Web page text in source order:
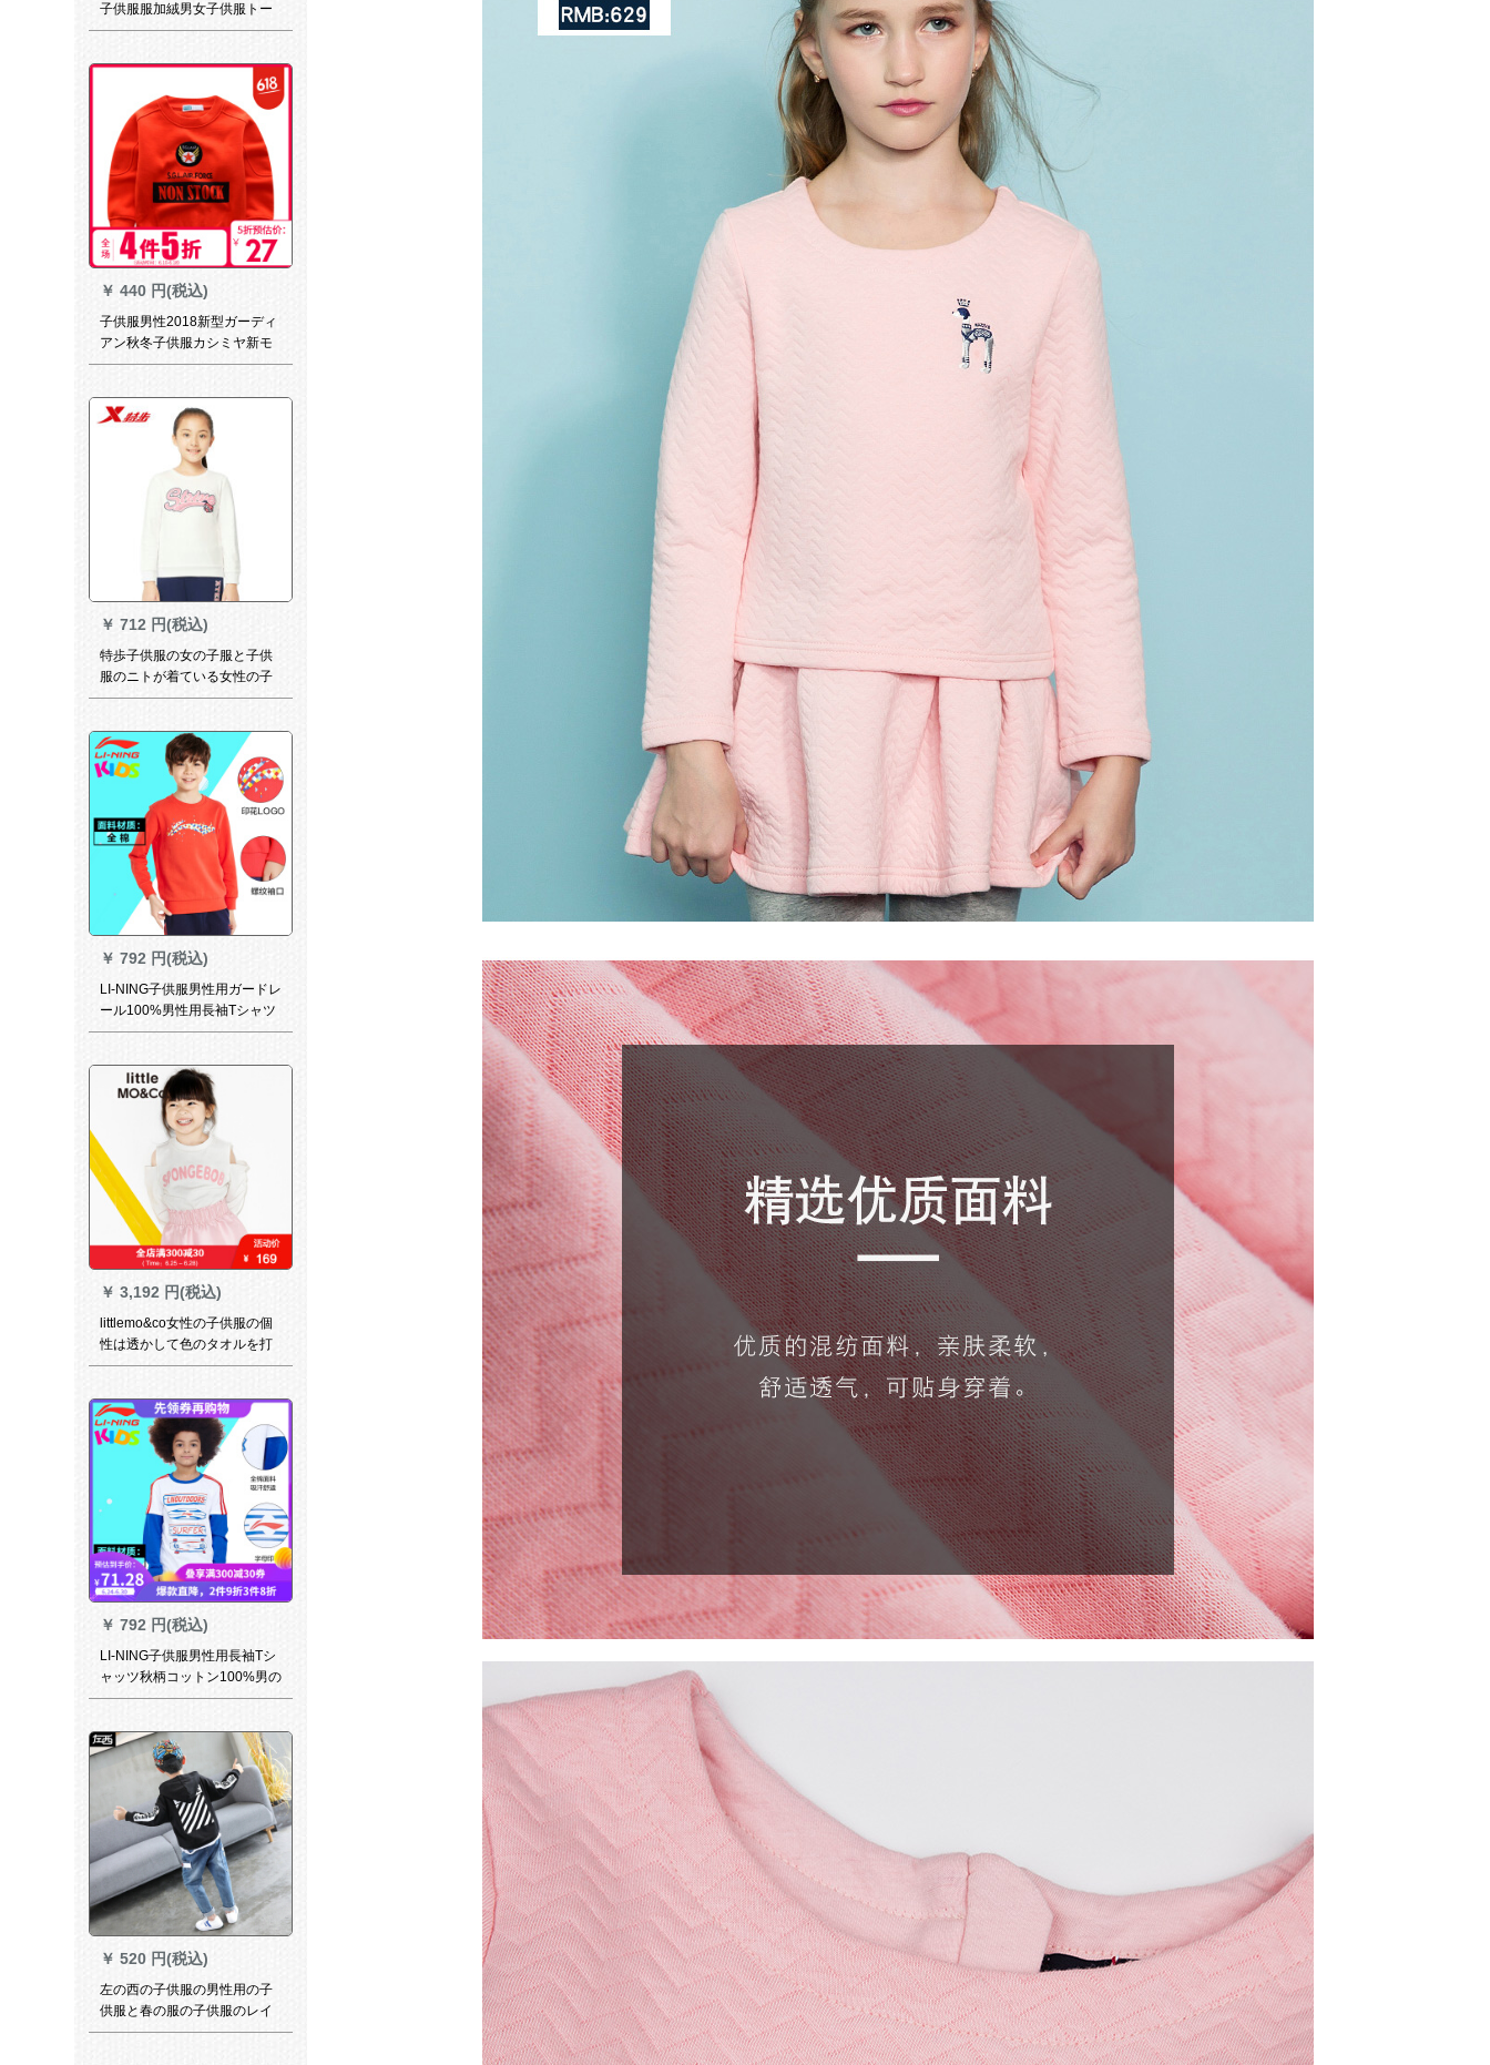
子供服服加絨男女子供服トー
プ赤ちゃん服オーダメード
￥ 440 円(税込)
子供服男性2018新型ガーディ
アン秋冬子供服カシミヤ新モ
ダリン服カジュア小学生丸襟
110 CM
￥ 712 円(税込)
特歩子供服の女の子服と子供
服のニトが着ている女性の子
供服のフュージョン。
￥ 792 円(税込)
LI-NING子供服男性用ガードレ
ール100%男性用長袖Tシャツ
ー140
￥ 3,192 円(税込)
littlemo&co女性の子供服の個
性は透かして色のタオルを打
ってアルファベットのカジュ
米の白い110/56を刺繡しま
す。
￥ 792 円(税込)
LI-NING子供服男性用長袖Tシ
ャッツ秋柄コットン100%男の
子用ガーディアンはATLM
す。
￥ 520 円(税込)
左の西の子供服の男性用の子
供服と春の服の子供服のレイ
ンコートの帽子の上着と男の